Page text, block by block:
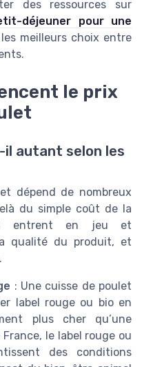
des ressources sur
déjeuner pour une
meilleurs choix entre
le prix
autant selon les
dépend de nombreux
du simple coût de la
entrent en jeu et
qualité du produit, et
: Une cuisse de poulet
label rouge ou bio en
plus cher qu’une
le label rouge ou
des conditions